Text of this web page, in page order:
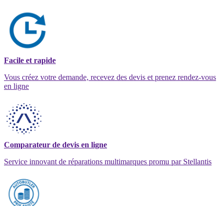
Facile et rapide
Vous créez votre demande, recevez des devis et prenez rendez-vous
en ligne
Comparateur de devis en ligne
Service innovant de réparations multimarques promu par Stellantis